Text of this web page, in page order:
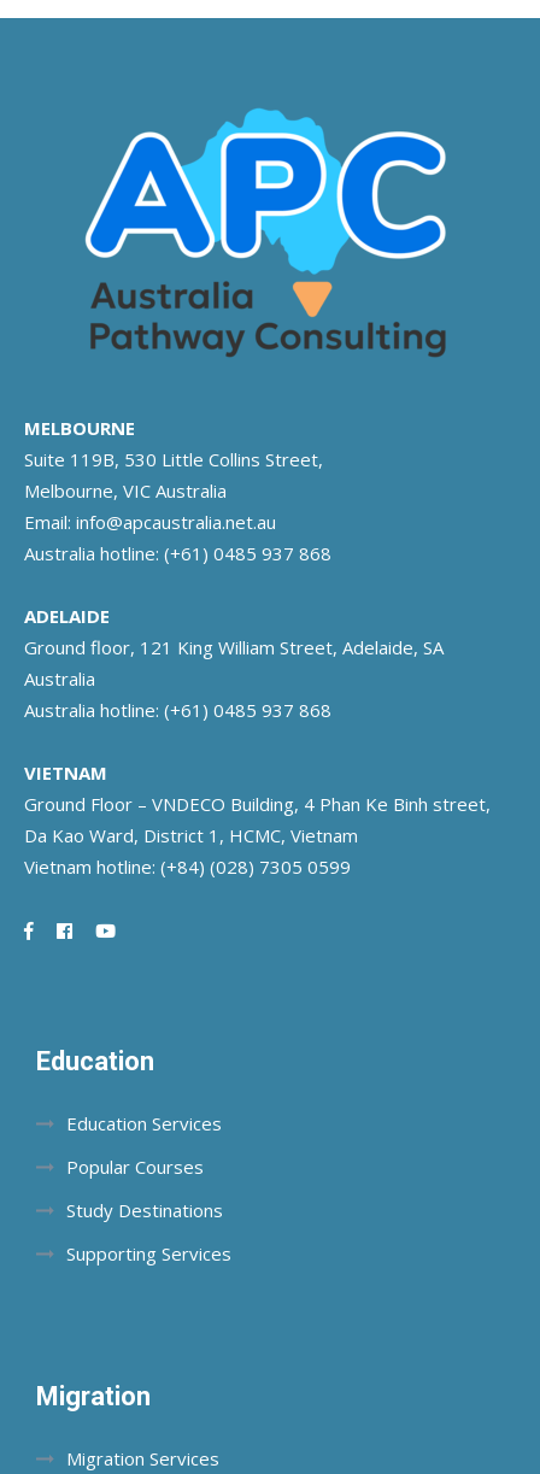
MELBOURNE
Suite 119B, 530 Little Collins Street,
Melbourne, VIC Australia
Email: info@apcaustralia.net.au
Australia hotline: (+61) 0485 937 868
ADELAIDE
Ground floor, 121 King William Street, Adelaide, SA
Australia
Australia hotline: (+61) 0485 937 868
VIETNAM
Ground Floor – VNDECO Building, 4 Phan Ke Binh street,
Da Kao Ward, District 1, HCMC, Vietnam
Vietnam hotline: (+84) (028) 7305 0599
Education
Education Services
Popular Courses
Study Destinations
Supporting Services
Migration
Migration Services